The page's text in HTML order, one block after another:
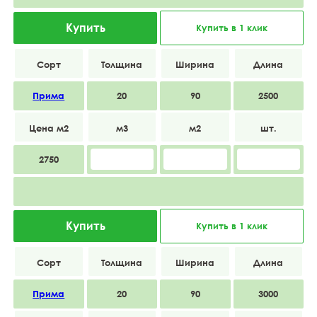
Купить Купить в 1 клик
Прима 20 90 2500
2750
Купить Купить в 1 клик
Прима 20 90 3000